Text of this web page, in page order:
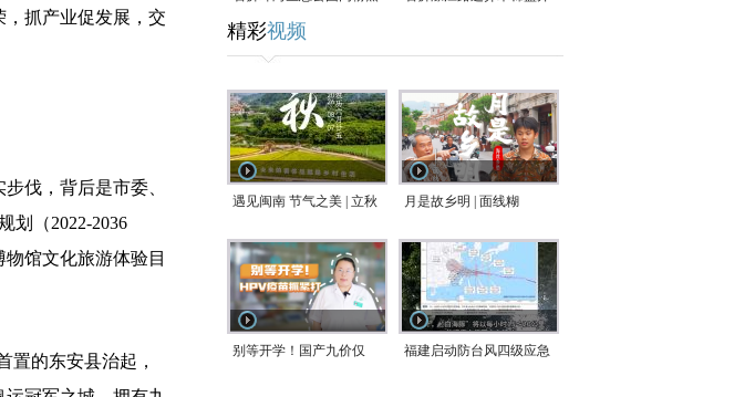
抓产业促发展，交
伐，背后是市委、
划（2022-2036
馆文化旅游体验目
的东安县治起，
乱子草盛放
精彩视频
遇见闽南 节气之美 | 立秋 月是故乡明 | 面线糊
别等开学！国产九价仅 福建启动防台风四级应急